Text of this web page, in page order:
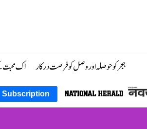
ہجر کو حوصلہ اور وصل کو فرصت درکار اک محبت
Subscription